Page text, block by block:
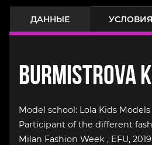
ДАННЫЕ УСЛОВИЯ
Burmistrova
Model school: Lola Kids
Participant of the different
Milan Fashion Week , EFU,